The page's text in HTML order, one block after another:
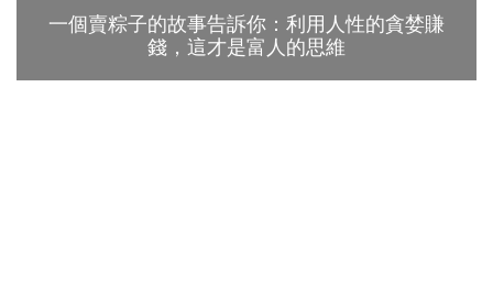
一個賣粽子的故事告訴你：利用人性的貪婪賺
錢，這才是富人的思維